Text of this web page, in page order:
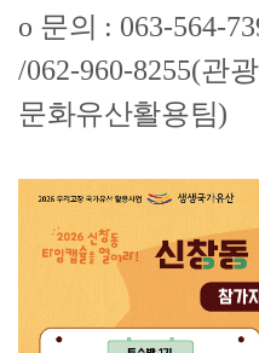
o 문의 : 063-564-
/062-960-8255(관
문화유산활용팀)